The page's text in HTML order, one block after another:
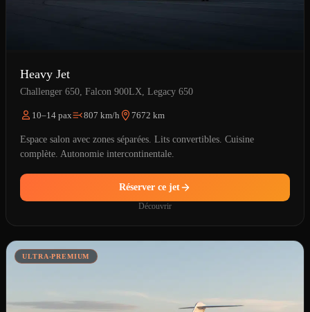
Heavy Jet
Challenger 650, Falcon 900LX, Legacy 650
10–14 pax 807 km/h 7672 km
Espace salon avec zones séparées. Lits convertibles. Cuisine
complète. Autonomie intercontinentale.
Réserver ce jet
Découvrir
ULTRA-PREMIUM